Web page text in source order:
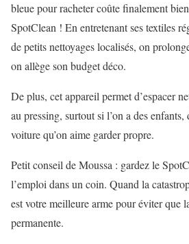
bleue pour racheter coûte finalement
SpotClean ! En entretenant ses textiles
de petits nettoyages localisés, on
on allège son budget déco.
De plus, cet appareil permet d’espacer
au pressing, surtout si l’on a des
voiture qu’on aime garder propre.
Petit conseil de Moussa : gardez le
l’emploi dans un coin. Quand la
est votre meilleure arme pour éviter que
permanente.